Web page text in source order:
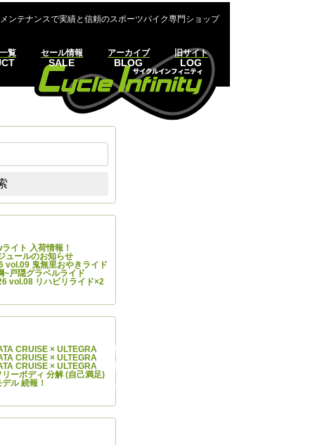
ンテナンスで実績と信頼のスポーツバイク専門ショップ
覧 セール情報
SALE
アーカイブ
BLOG
旧サイト
LOG
イト 入荷情報！
ュールのお知らせ
vol.09 鬼無里おやきライド
~戸隠グラベルライド
vol.08 リハビリライド×2
CRUISE × ULTEGRA 阿部 学
CRUISE × ULTEGRA
CRUISE × ULTEGRA
阿部 学
ーボディ 分解 (自己満足)
ル 続報！
より